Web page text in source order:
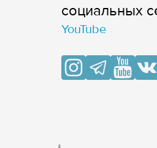
cоциальных
YouTube